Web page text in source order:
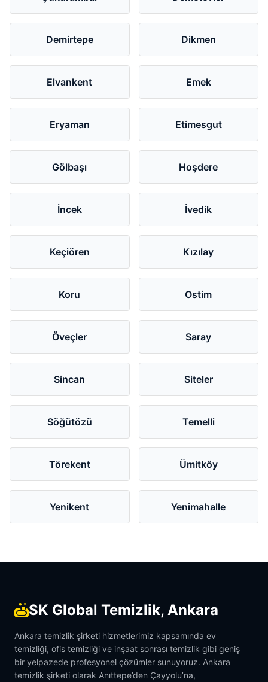
Demirtepe Dikmen
Elvankent Emek
Eryaman Etimesgut
Gölbaşı Hoşdere
İncek İvedik
Keçiören Kızılay
Koru Ostim
Öveçler Saray
Sincan Siteler
Söğütözü Temelli
Törekent Ümitköy
Yenikent Yenimahalle
SK Global Temizlik, Ankara
Ankara temizlik şirketi hizmetlerimiz kapsamında ev
temizliği, ofis temizliği ve inşaat sonrası temizlik gibi geniş
bir yelpazede profesyonel çözümler sunuyoruz. Ankara
temizlik şirketi olarak Anıttepe’den Çayyolu’na,